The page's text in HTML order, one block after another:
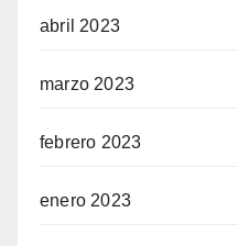
abril 2023
marzo 2023
febrero 2023
enero 2023